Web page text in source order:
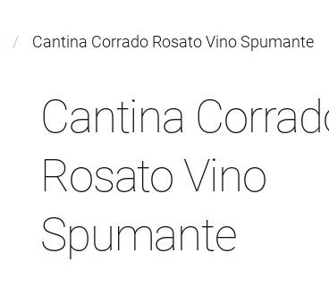
Cantina Corrado Rosato Vino Spumante
Cantina
Rosato Vino
Spumante